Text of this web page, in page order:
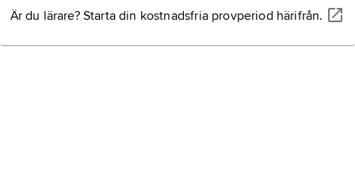
Är du lärare? Starta din kostnadsfria provperiod härifrån.